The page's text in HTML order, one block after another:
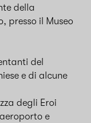
della
presso il Museo
del
e di alcune
degli Eroi
e